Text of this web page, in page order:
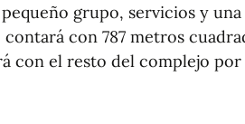
grupo, servicios y
con 787 metros
con el resto del complejo